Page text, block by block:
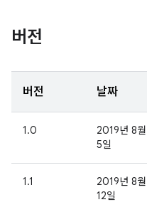
버전
버전 날짜
1.0
2019년 8월
5일
1.1
2019년 8월
12일